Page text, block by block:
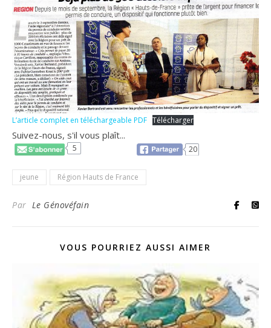
L’article complet en téléchargeable PDF Télécharger
Suivez-nous, s'il vous plaît...
5 20
jeune Région Hauts de France
Par Le Génovéfain
VOUS POURRIEZ AUSSI AIMER